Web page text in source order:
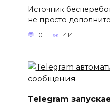
Источник
не просто
0 414
Telegram